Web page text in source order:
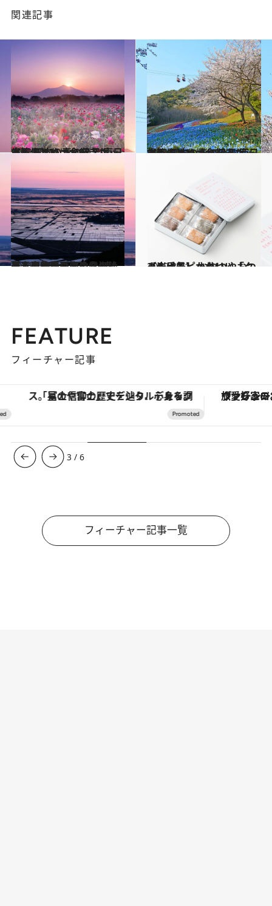
関連記事
2021.4.25
【画像】いつか行きたい！ 日本の春の絶景 東日本篇まとめ《全68スポット》
旅＆お出かけ 2021.4.25
【画像】いつか行きたい！ 日本の春の絶景 西日本篇まとめ《全72スポット》
旅＆お出かけ
2021.4.30
【春の絶景画像】北海道・東北エリアの春の絶景＆風物詩の画像(34点)をチェック！
旅＆お出かけ 2022.3.11
【岩手県】かわいい「クッキー缶」 おやつやおつまみにもピッタリ
グルメ
FEATURE
フィーチャー記事
「星のや富士」でデジタルデトックス。冨士信仰の歴史を辿り、心身を調える。 ヴァシュロン・コンスタンタ
3 /6
フィーチャー記事一覧